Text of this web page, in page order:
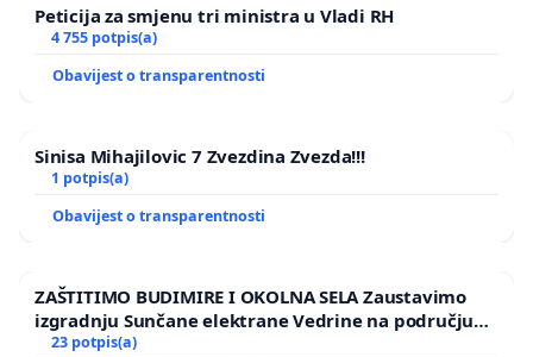
Peticija za smjenu tri ministra u Vladi RH
4 755 potpis(a)
Obavijest o transparentnosti
Sinisa Mihajilovic 7 Zvezdina Zvezda!!!
1 potpis(a)
Obavijest o transparentnosti
ZAŠTITIMO BUDIMIRE I OKOLNA SELA Zaustavimo
izgradnju Sunčane elektrane Vedrine na području
Ugljana
23 potpis(a)